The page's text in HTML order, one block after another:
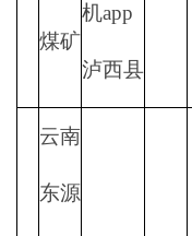
煤矿
机app
泸西县
云南
东源